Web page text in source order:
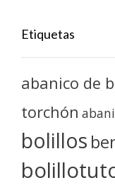
Etiquetas
abanico de
torchón
bolillos